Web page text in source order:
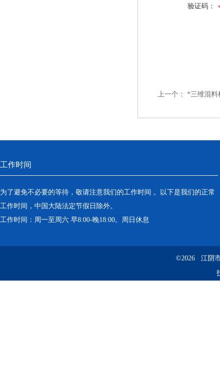
验证码：
上一个： *三维混料
工作时间
为了避免不必要的等待，敬请注意我们的工作时间 。以下是我们的正常
工作时间，中国大陆法定节假日除外。
工作时间：周一至周六 早8:00-晚18:00。周日休息
©2026 江阴